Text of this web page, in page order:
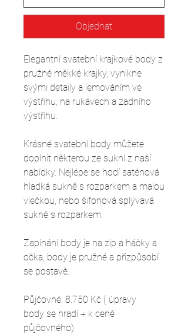
Objednat
Elegantní svatební krajkové body z
pružné měkké krajky, vynikne
svými detaily a lemováním ve
výstřihu, na rukávech a zadního
výstřihu.
Krásné svatební body můžete
doplnit některou ze sukní z naší
nabídky. Nejlépe se hodí saténová
hladká sukně s rozparkem a malou
vlečkou, nebo šifonová splývavá
sukně s rozparkem.
Zapínání body je na zip a háčky a
očka, body je pružné a přizpůsobí
se postavě.
Půjčovné: 8.750 Kč ( úpravy
body se hradí + k ceně
půjčovného)